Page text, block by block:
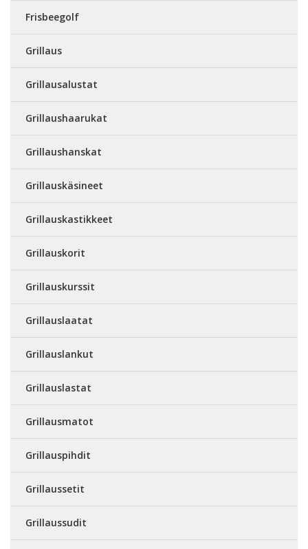
Frisbeegolf
Grillaus
Grillausalustat
Grillaushaarukat
Grillaushanskat
Grillauskäsineet
Grillauskastikkeet
Grillauskorit
Grillauskurssit
Grillauslaatat
Grillauslankut
Grillauslastat
Grillausmatot
Grillauspihdit
Grillaussetit
Grillaussudit